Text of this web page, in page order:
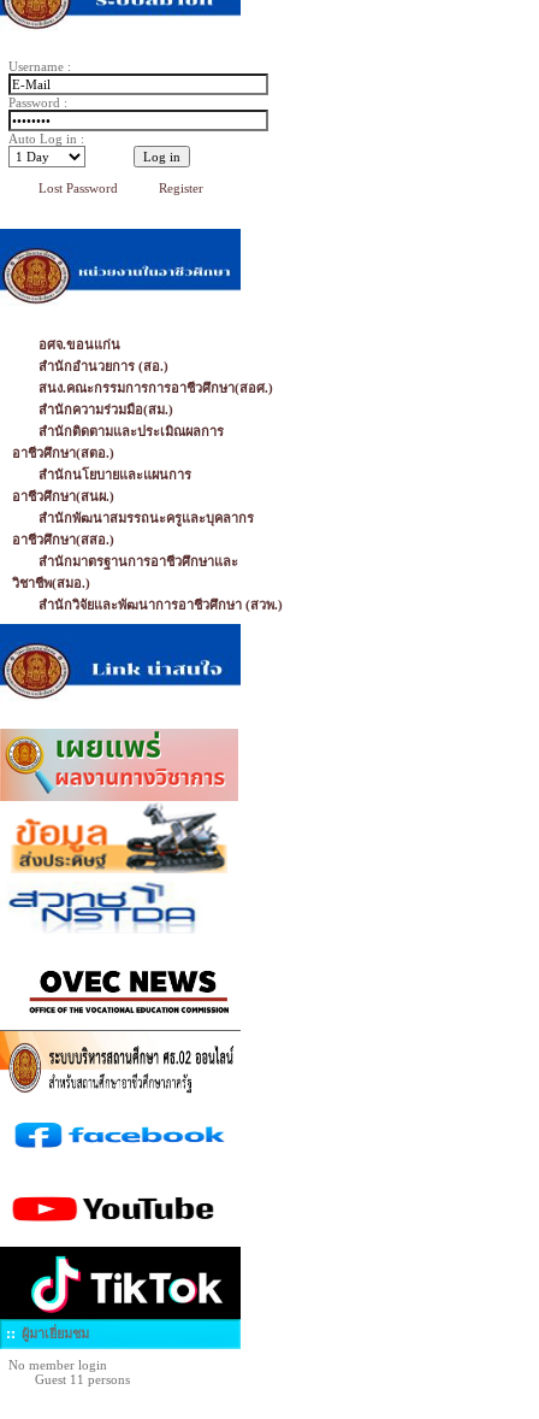
Username :
Password :
Auto Log in :
Lost Password Register
อศจ.ขอนแก่น
สำนักอำนวยการ (สอ.)
สนง.คณะกรรมการการอาชีวศึกษา(สอศ.)
สำนักความร่วมมือ(สม.)
สำนักติดตามและประเมิณผลการ
อาชีวศึกษา(สตอ.)
สำนักนโยบายและแผนการ
อาชีวศึกษา(สนผ.)
สำนักพัฒนาสมรรถนะครูและบุคลากร
อาชีวศึกษา(สสอ.)
สำนักมาตรฐานการอาชีวศึกษาและ
วิชาชีพ(สมอ.)
สำนักวิจัยและพัฒนาการอาชีวศึกษา (สวพ.)
ผู้มาเยี่ยมชม
No member login
Guest 11 persons